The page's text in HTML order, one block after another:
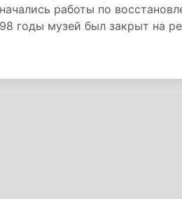
работы по
годы музей был закрыт на